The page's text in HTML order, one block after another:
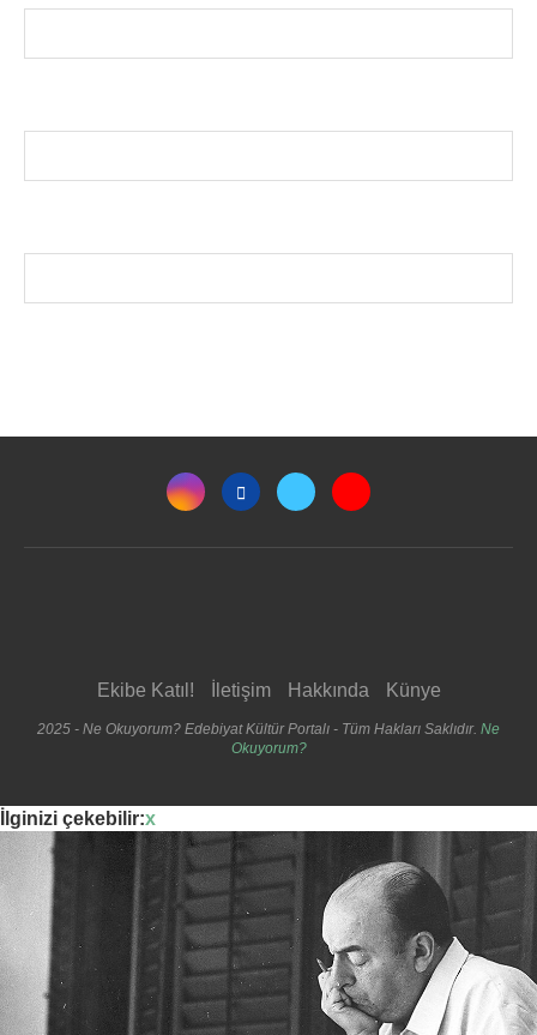
Ekibe Katıl! İletişim Hakkında Künye
2025 - Ne Okuyorum? Edebiyat Kültür Portalı - Tüm Hakları Saklıdır. Ne
Okuyorum?
İlginizi çekebilir:x